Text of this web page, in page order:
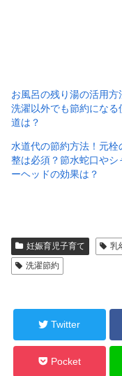
お風呂の残り湯の活用方
洗濯以外でも節約になる
道は？
水道代の節約方法！元栓
整は必須？節水蛇口やシ
ーヘッドの効果は？
妊娠育児子育て 乳
洗濯節約
Twitter
Pocket